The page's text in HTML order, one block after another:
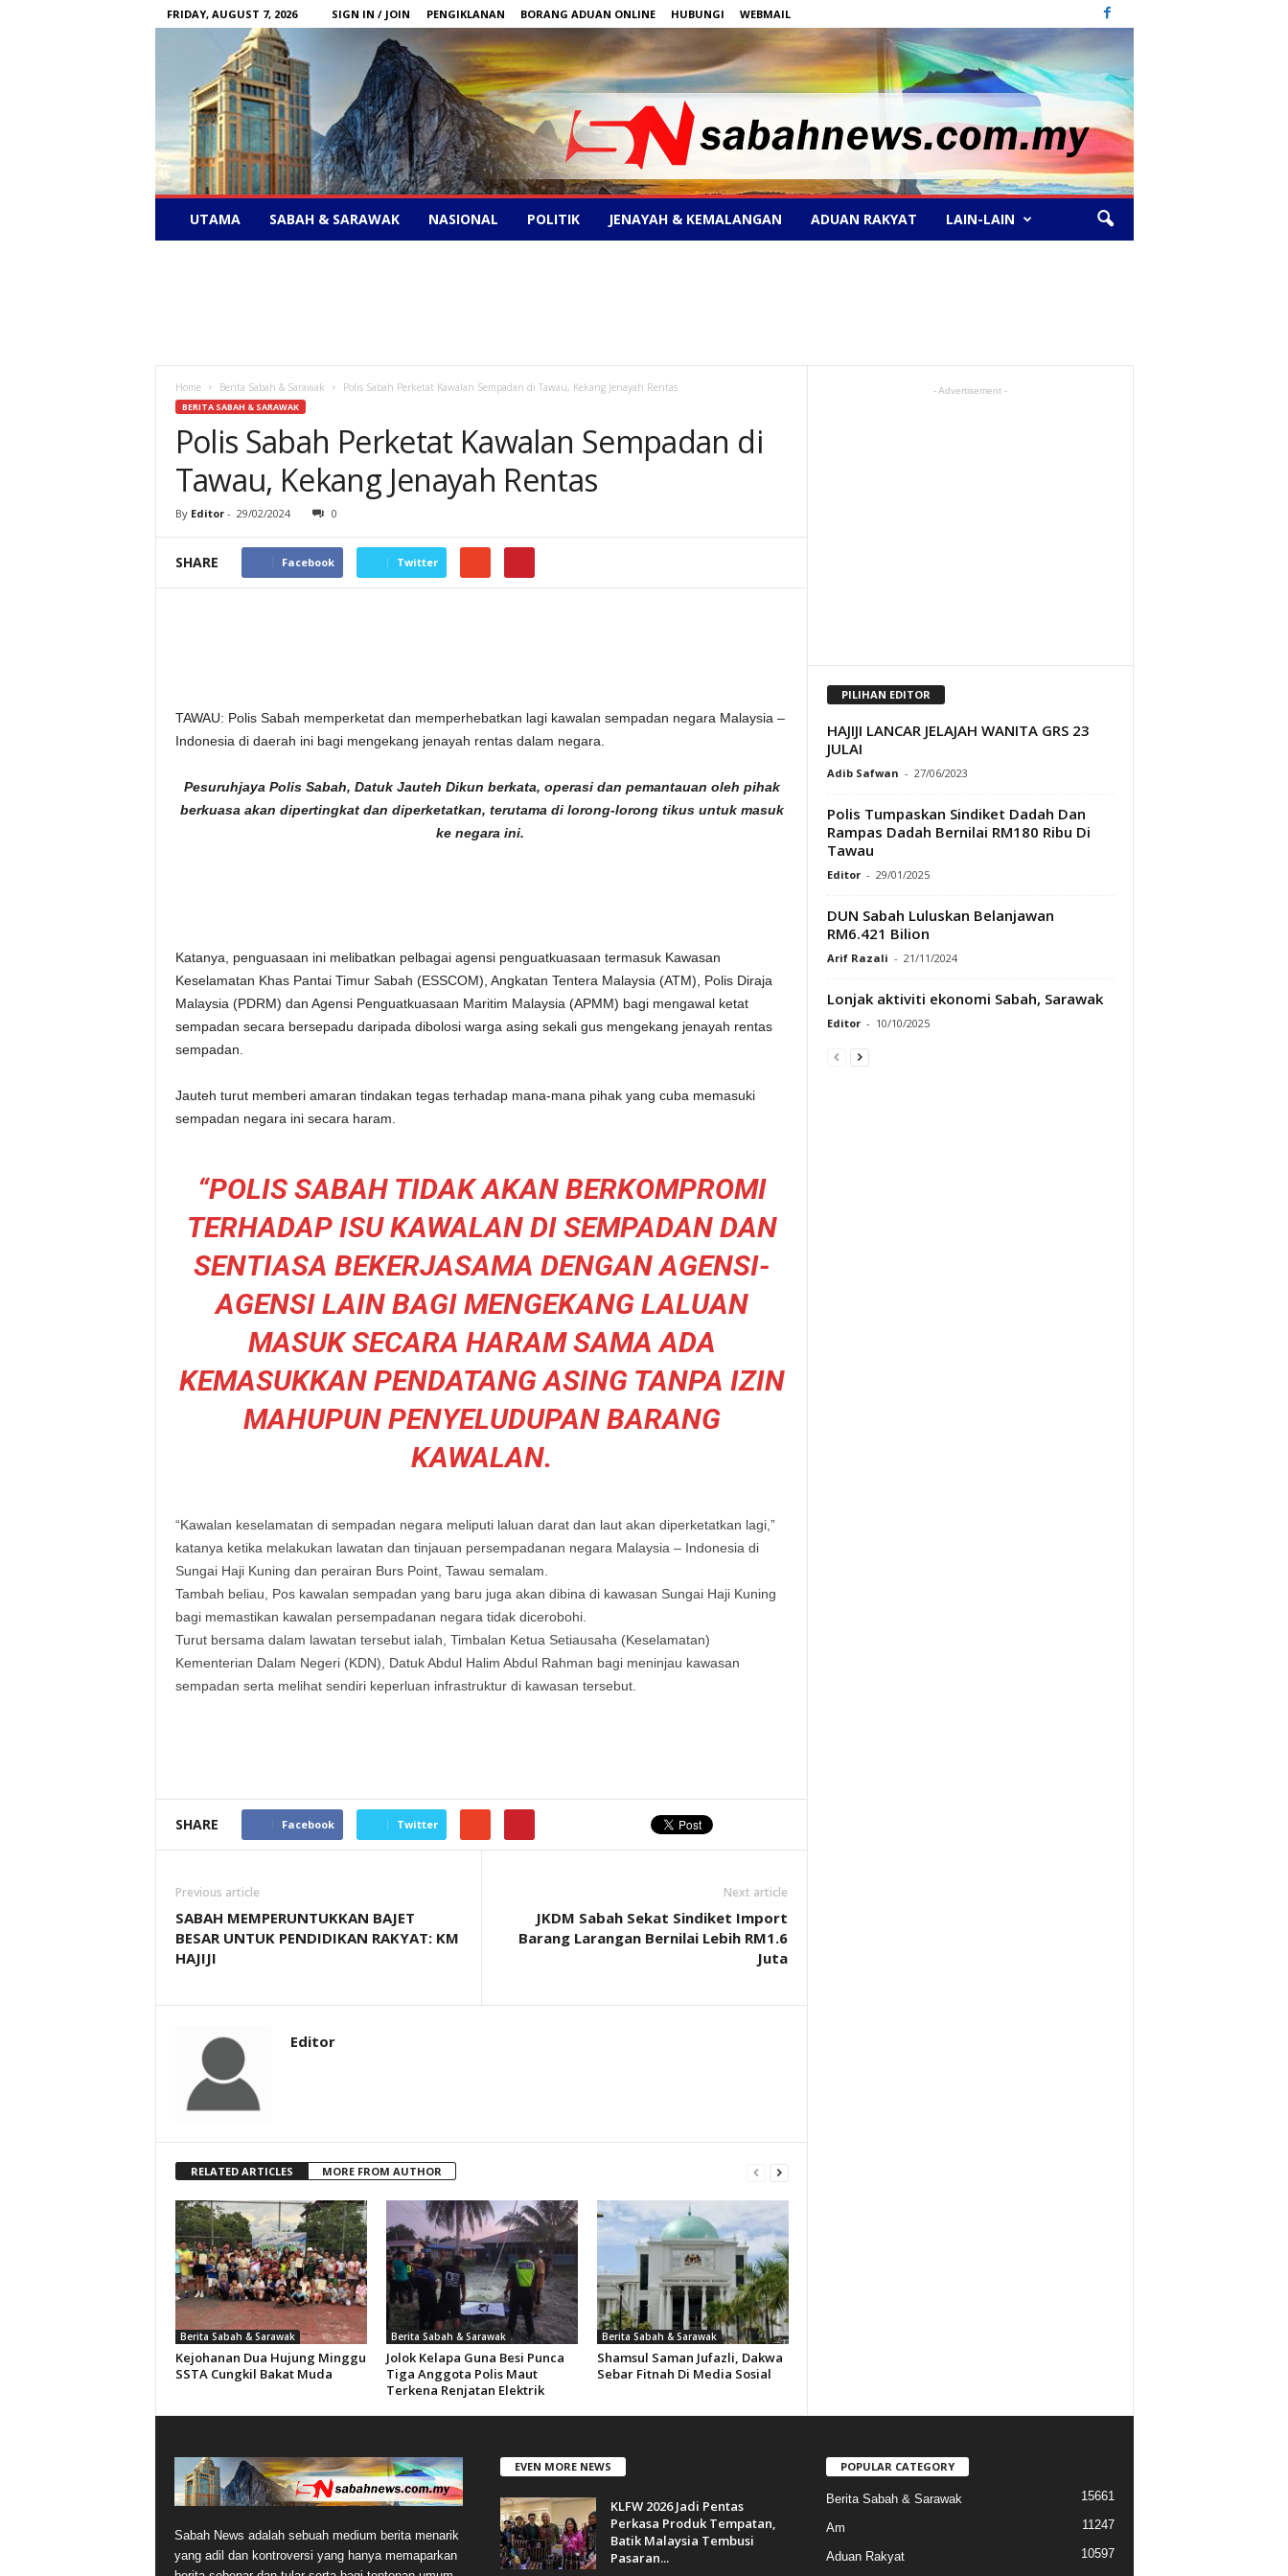
FRIDAY, AUGUST 7, 2026 SIGN IN / JOIN PENGIKLANAN BORANG ADUAN ONLINE HUBUNGI WEBMAIL
–
UTAMA SABAH & SARAWAK NASIONAL POLITIK JENAYAH & KEMALANGAN ADUAN RAKYAT LAIN-LAIN
Home Berita Sabah & Sarawak Polis Sabah Perketat Kawalan Sempadan di Tawau, Kekang Jenayah Rentas
BERITA SABAH & SARAWAK
Polis Sabah Perketat Kawalan Sempadan di
Tawau, Kekang Jenayah Rentas
By Editor- 29/02/2024 0
SHARE Facebook Twitter
TAWAU: Polis Sabah memperketat dan memperhebatkan lagi kawalan sempadan negara Malaysia –
Indonesia di daerah ini bagi mengekang jenayah rentas dalam negara.
Pesuruhjaya Polis Sabah, Datuk Jauteh Dikun berkata, operasi dan pemantauan oleh pihak
berkuasa akan dipertingkat dan diperketatkan, terutama di lorong-lorong tikus untuk masuk
ke negara ini.
Katanya, penguasaan ini melibatkan pelbagai agensi penguatkuasaan termasuk Kawasan
Keselamatan Khas Pantai Timur Sabah (ESSCOM), Angkatan Tentera Malaysia (ATM), Polis Diraja
Malaysia (PDRM) dan Agensi Penguatkuasaan Maritim Malaysia (APMM) bagi mengawal ketat
sempadan secara bersepadu daripada dibolosi warga asing sekali gus mengekang jenayah rentas
sempadan.
Jauteh turut memberi amaran tindakan tegas terhadap mana-mana pihak yang cuba memasuki
sempadan negara ini secara haram.
“POLIS SABAH TIDAK AKAN BERKOMPROMI
TERHADAP ISU KAWALAN DI SEMPADAN DAN
SENTIASA BEKERJASAMA DENGAN AGENSI-
AGENSI LAIN BAGI MENGEKANG LALUAN
MASUK SECARA HARAM SAMA ADA
KEMASUKKAN PENDATANG ASING TANPA IZIN
MAHUPUN PENYELUDUPAN BARANG
KAWALAN.
“Kawalan keselamatan di sempadan negara meliputi laluan darat dan laut akan diperketatkan lagi,”
katanya ketika melakukan lawatan dan tinjauan persempadanan negara Malaysia – Indonesia di
Sungai Haji Kuning dan perairan Burs Point, Tawau semalam.
Tambah beliau, Pos kawalan sempadan yang baru juga akan dibina di kawasan Sungai Haji Kuning
bagi memastikan kawalan persempadanan negara tidak dicerobohi.
Turut bersama dalam lawatan tersebut ialah, Timbalan Ketua Setiausaha (Keselamatan)
Kementerian Dalam Negeri (KDN), Datuk Abdul Halim Abdul Rahman bagi meninjau kawasan
sempadan serta melihat sendiri keperluan infrastruktur di kawasan tersebut.
SHARE Facebook Twitter
Previous article
SABAH MEMPERUNTUKKAN BAJET
BESAR UNTUK PENDIDIKAN RAKYAT: KM
HAJIJI
Next article
JKDM Sabah Sekat Sindiket Import
Barang Larangan Bernilai Lebih RM1.6
Juta
Editor
RELATED ARTICLES MORE FROM AUTHOR
Berita Sabah & Sarawak
Kejohanan Dua Hujung Minggu
SSTA Cungkil Bakat Muda
Berita Sabah & Sarawak
Jolok Kelapa Guna Besi Punca
Tiga Anggota Polis Maut
Terkena Renjatan Elektrik
Berita Sabah & Sarawak
Shamsul Saman Jufazli, Dakwa
Sebar Fitnah Di Media Sosial
- Advertisement -
PILIHAN EDITOR
HAJIJI LANCAR JELAJAH WANITA GRS 23
JULAI
Adib Safwan - 27/06/2023
Polis Tumpaskan Sindiket Dadah Dan
Rampas Dadah Bernilai RM180 Ribu Di
Tawau
Editor - 29/01/2025
DUN Sabah Luluskan Belanjawan
RM6.421 Bilion
Arif Razali - 21/11/2024
Lonjak aktiviti ekonomi Sabah, Sarawak
Editor - 10/10/2025
Sabah News adalah sebuah medium berita menarik
yang adil dan kontroversi yang hanya memaparkan
EVEN MORE NEWS
KLFW 2026 Jadi Pentas
Perkasa Produk Tempatan,
Batik Malaysia Tembusi
Pasaran...
POPULAR CATEGORY
Berita Sabah & Sarawak 15661
Am 11247
Aduan Rakyat
10597